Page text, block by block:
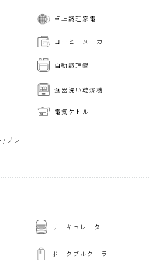
卓上調理家電
コーヒーメーカー
自動調理鍋
食器洗い乾燥機
電気ケトル
/ブレ
サーキュレーター
ポータブルクーラー